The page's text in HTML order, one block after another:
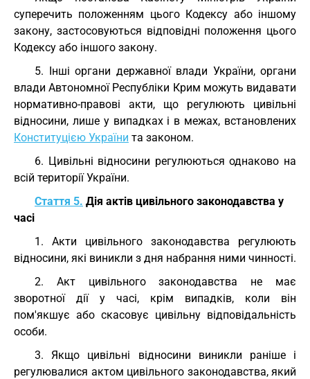
суперечить положенням цього Кодексу або іншому
закону, застосовуються відповідні положення цього
Кодексу або іншого закону.
5. Інші органи державної влади України, органи
влади Автономної Республіки Крим можуть видавати
нормативно-правові акти, що регулюють цивільні
відносини, лише у випадках і в межах, встановлених
Конституцією України та законом.
6. Цивільні відносини регулюються однаково на
всій території України.
Стаття 5. Дія актів цивільного законодавства у
часі
1. Акти цивільного законодавства регулюють
відносини, які виникли з дня набрання ними чинності.
2. Акт цивільного законодавства не має
зворотної дії у часі, крім випадків, коли він
пом'якшує або скасовує цивільну відповідальність
особи.
3. Якщо цивільні відносини виникли раніше і
регулювалися актом цивільного законодавства, який